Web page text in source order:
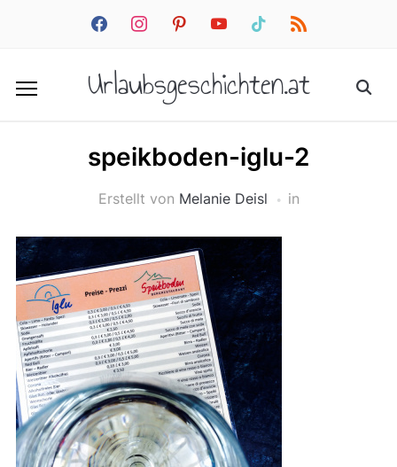
facebookinstagrampinterestyoutube tiktok rss
Urlaubsgeschichten.at
speikboden-iglu-2
Erstellt von Melanie Deisl in